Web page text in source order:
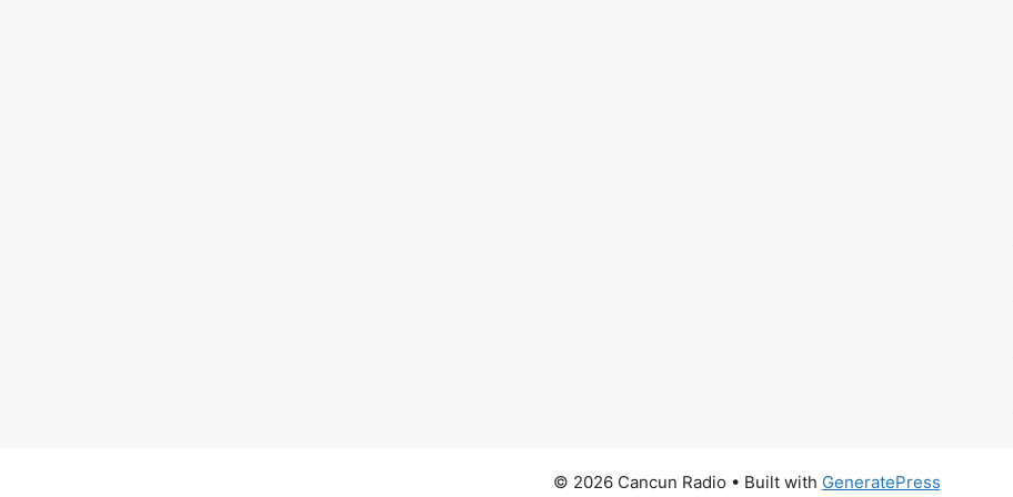
© 2026 Cancun Radio • Built with GeneratePress